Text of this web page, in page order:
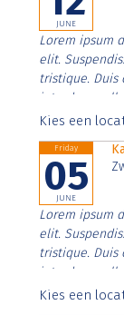
JUNE
Lorem ipsum
elit.
tristique. Duis
interdum
Aenean
Kies een
Friday
05
JUNE
Lorem ipsum
elit.
tristique. Duis
interdum
Aenean
Kies een